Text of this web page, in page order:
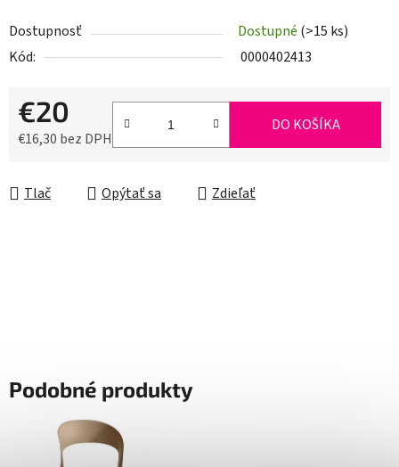
Dostupnosť Dostupné (>15 ks)
Kód:
0000402413
€20
€16,30 bez DPH
DO KOŠÍKA
Tlač Opýtať sa Zdieľať
Podobné produkty